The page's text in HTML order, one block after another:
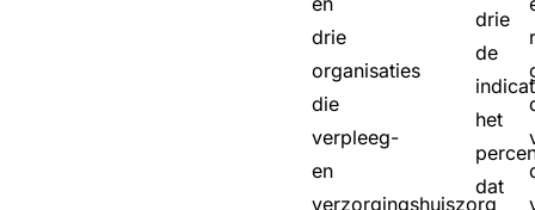
drie
organisaties
die
verpleeg-
en
verzorgingshuiszorg
drie
de
het
dat